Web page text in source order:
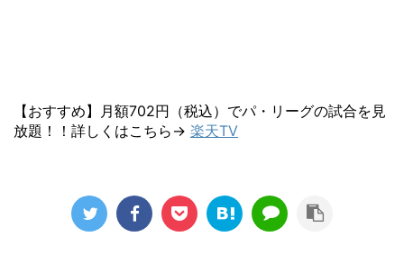
【おすすめ】月額702円（税込）でパ・リーグの試合を見
放題！！詳しくはこちら→ 楽天TV